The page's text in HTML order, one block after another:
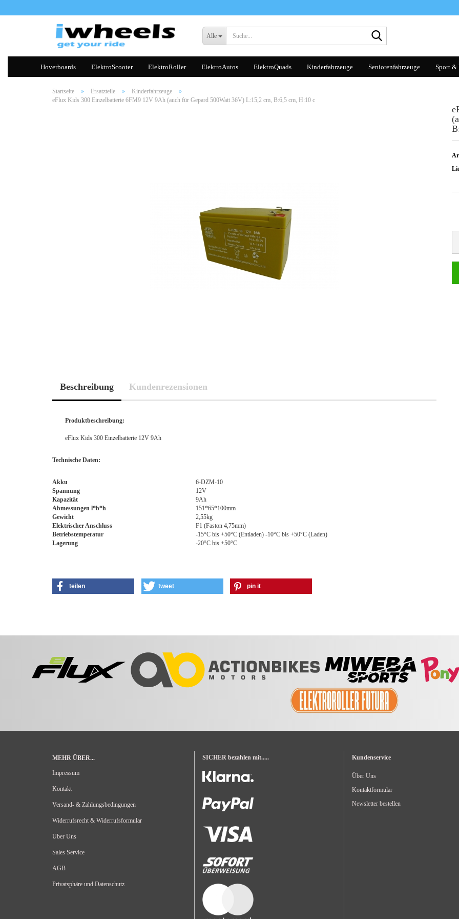
Alle
Hoverboards ElektroScooter ElektroRoller ElektroAutos ElektroQuads Kinderfahrzeuge Seniorenfahrzeuge Sport &
Startseite » Ersatzteile » Kinderfahrzeuge
»
eFlux Kids 300 Einzelbatterie 6FM9 12V 9Ah (auch für Gepard 500Watt 36V) L:15,2 cm, B:6,5 cm, H:10 c
Beschreibung Kundenrezensionen
Produktbeschreibung:
eFlux Kids 300 Einzelbatterie 12V 9Ah
Technische Daten:
Akku
6-DZM-10
Spannung
12V
Kapazität
9Ah
Abmessungen l*b*h
151*65*100mm
Gewicht
2,55kg
Elektrischer Anschluss
F1 (Faston 4,75mm)
Betriebstemperatur
-15°C bis +50°C (Entladen) -10°C bis +50°C (Laden)
Lagerung
-20°C bis +50°C
teilen tweet pin it
MEHR ÜBER...
Impressum
Kontakt
Versand- & Zahlungsbedingungen
Widerrufsrecht & Widerrufsformular
Über Uns
Sales Service
AGB
Privatsphäre und Datenschutz
SICHER bezahlen mit..... Kundenservice
Über Uns
Kontaktformular
Newsletter bestellen